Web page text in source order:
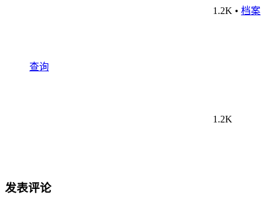
1.2K • 档案
查询
1.2K
发表评论